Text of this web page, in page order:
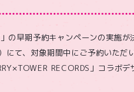
の早期予約キャンペーンの実施が
て、対象期間中にご予約いただ
RECORDS」コラボ